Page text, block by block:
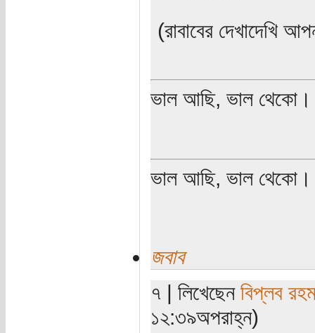
(রাবাবের দেখাদেখি
ভাল আছি, ভাল থেকো।
ভাল আছি, ভাল থেকো।
জবাব
৭ | লিখেছেন বিপ্লব
১২:৩৯অপরাহ্ন)